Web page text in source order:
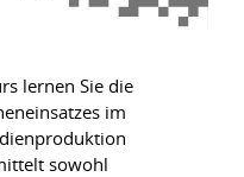
lernen Sie die
im
sowohl